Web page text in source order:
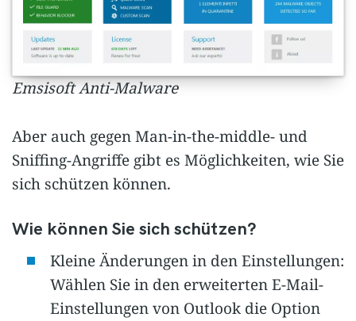
Emsisoft Anti-Malware
Aber auch gegen Man-in-the-middle- und
Sniffing-Angriffe gibt es Möglichkeiten, wie Sie
sich schützen können.
Wie können Sie sich schützen?
Kleine Änderungen in den Einstellungen:
Wählen Sie in den erweiterten E-Mail-
Einstellungen von Outlook die Option